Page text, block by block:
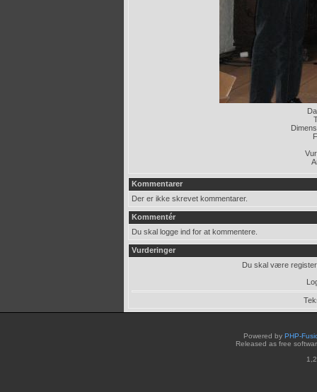
Kommentarer
Der er ikke skrevet kommentarer.
Kommentér
Du skal logge ind for at kommentere.
Vurderinger
Du skal være
Powered by PHP-
Released as free